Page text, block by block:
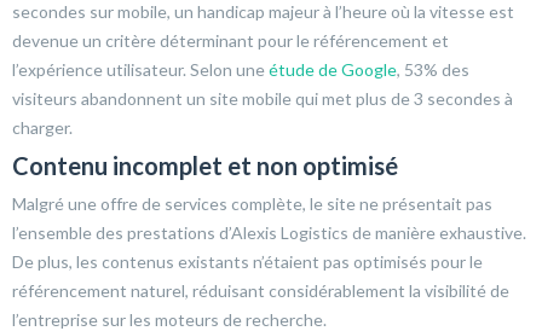
secondes sur mobile, un handicap majeur à l’heure où la vitesse est
devenue un critère déterminant pour le référencement et
l’expérience utilisateur. Selon uneétude de Google, 53% des
visiteurs abandonnent un site mobile qui met plus de 3 secondes à
charger.
Contenu incomplet et non optimisé
Malgré une offre de services complète, le site ne présentait pas
l’ensemble des prestations d’Alexis Logistics de manière exhaustive.
De plus, les contenus existants n’étaient pas optimisés pour le
référencement naturel, réduisant considérablement la visibilité de
l’entreprise sur les moteurs de recherche.